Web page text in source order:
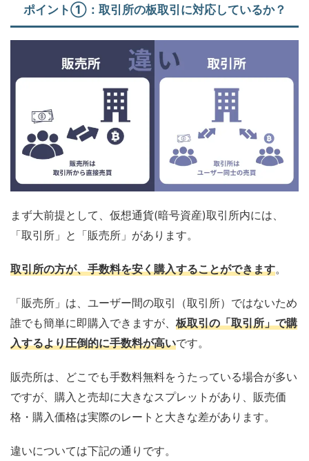
ポイント①：取引所の板取引に対応しているか？
まず大前提として、仮想通貨(暗号資産)取引所内には、
「取引所」と「販売所」があります。
取引所の方が、手数料を安く購入することができます。
「販売所」は、ユーザー間の取引（取引所）ではないため
誰でも簡単に即購入できますが、 板取引の「取引所」で購
入するより圧倒的に手数料が高いです。
販売所は、どこでも手数料無料をうたっている場合が多い
ですが、購入と売却に大きなスプレットがあり、販売価
格・購入価格は実際のレートと大きな差があります。
違いについては下記の通りです。